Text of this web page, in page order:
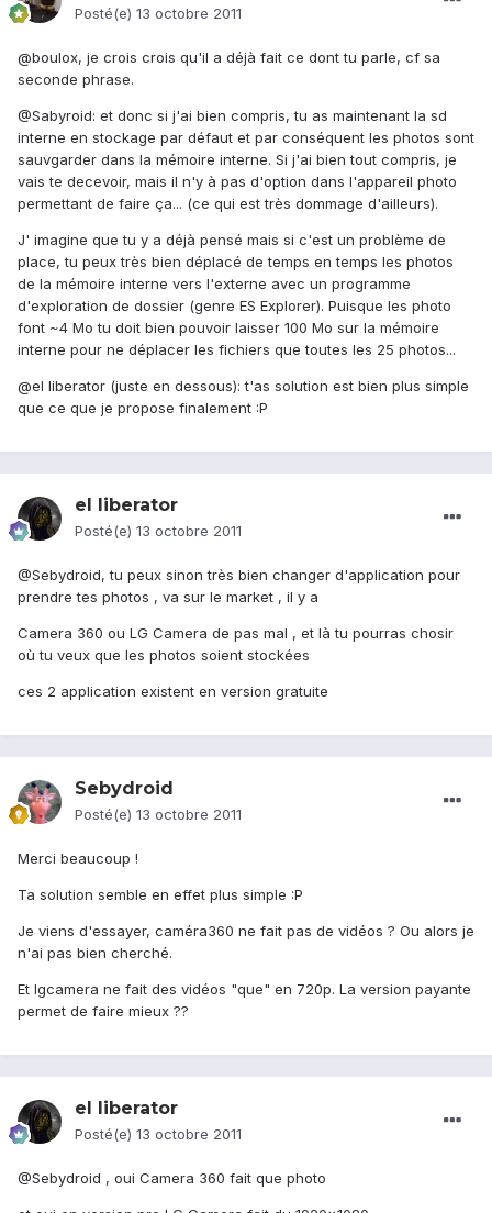
Posté(e) 13 octobre 2011
@boulox, je crois crois qu'il a déjà fait ce dont tu parle, cf sa
seconde phrase.
@Sabyroid: et donc si j'ai bien compris, tu as maintenant la sd
interne en stockage par défaut et par conséquent les photos sont
sauvgarder dans la mémoire interne. Si j'ai bien tout compris, je
vais te decevoir, mais il n'y à pas d'option dans l'appareil photo
permettant de faire ça... (ce qui est très dommage d'ailleurs).
J' imagine que tu y a déjà pensé mais si c'est un problème de
place, tu peux très bien déplacé de temps en temps les photos
de la mémoire interne vers l'externe avec un programme
d'exploration de dossier (genre ES Explorer). Puisque les photo
font ~4 Mo tu doit bien pouvoir laisser 100 Mo sur la mémoire
interne pour ne déplacer les fichiers que toutes les 25 photos...
@el liberator (juste en dessous): t'as solution est bien plus simple
que ce que je propose finalement :P
el liberator
Posté(e) 13 octobre 2011
@Sebydroid, tu peux sinon très bien changer d'application pour
prendre tes photos , va sur le market , il y a
Camera 360 ou LG Camera de pas mal , et là tu pourras chosir
où tu veux que les photos soient stockées
ces 2 application existent en version gratuite
Sebydroid
Posté(e) 13 octobre 2011
Merci beaucoup !
Ta solution semble en effet plus simple :P
Je viens d'essayer, caméra360 ne fait pas de vidéos ? Ou alors je
n'ai pas bien cherché.
Et lgcamera ne fait des vidéos "que" en 720p. La version payante
permet de faire mieux ??
el liberator
Posté(e) 13 octobre 2011
@Sebydroid , oui Camera 360 fait que photo